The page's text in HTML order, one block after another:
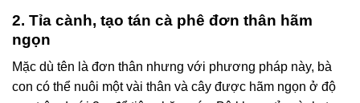
2. Tỉa cành, tạo tán cà phê đơn thân hãm
ngọn
Mặc dù tên là đơn thân nhưng với phương pháp này, bà
con có thể nuôi một vài thân và cây được hãm ngọn ở độ